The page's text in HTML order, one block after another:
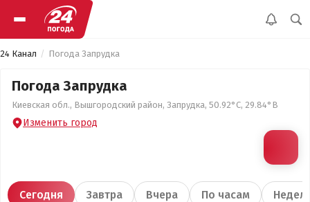
24 Канал Погода Запрудка
Погода Запрудка
Киевская обл., Вышгородский район, Запрудка, 50.92°С, 29.84°В
Изменить город
Сегодня Завтра Вчера По часам